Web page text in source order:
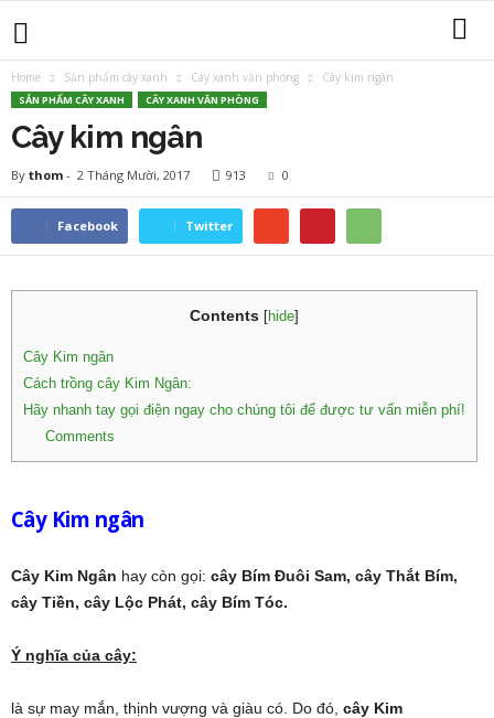
Home Sản phẩm cây xanh Cây xanh văn phòng Cây kim ngân
SẢN PHẨM CÂY XANH CÂY XANH VĂN PHÒNG
Cây kim ngân
By thom - 2 Tháng Mười, 2017 913 0
Facebook Twitter
Contents hide
Cây Kim ngân
Cách trồng cây Kim Ngân:
Hãy nhanh tay gọi điện ngay cho chúng tôi để được tư vấn miễn phí!
Comments
Cây Kim ngân
Cây Kim Ngân hay còn gọi: cây Bím Đuôi Sam, cây Thắt Bím,
cây Tiền, cây Lộc Phát, cây Bím Tóc.
Ý nghĩa của cây:
là sự may mắn, thịnh vượng và giàu có. Do đó, cây Kim